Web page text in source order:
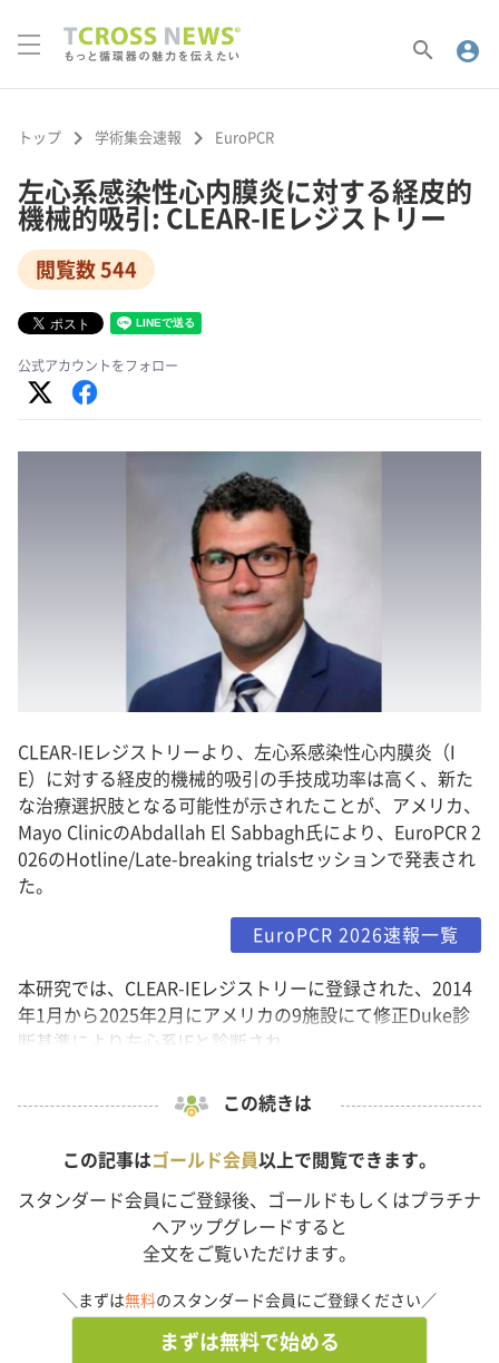
search account_circle
トップ keyboard_arrow_right 学術集会速報 keyboard_arrow_right EuroPCR
左心系感染性心内膜炎に対する経皮的
機械的吸引: CLEAR-IEレジストリー
閲覧数 544
公式アカウントをフォロー
CLEAR-IEレジストリーより、左心系感染性心内膜炎（I
E）に対する経皮的機械的吸引の手技成功率は高く、新た
な治療選択肢となる可能性が示されたことが、アメリカ、
Mayo ClinicのAbdallah El Sabbagh氏により、EuroPCR 2
026のHotline/Late-breaking trialsセッションで発表され
た。
EuroPCR 2026速報一覧
本研究では、CLEAR-IEレジストリーに登録された、2014
年1月から2025年2月にアメリカの9施設にて修正Duke診
断基準により左心系IEと診断され...
この続きは
この記事はゴールド会員以上で閲覧できます。
スタンダード会員にご登録後、ゴールドもしくはプラチナ
へアップグレードすると
全文をご覧いただけます。
＼まずは無料のスタンダード会員にご登録ください／
まずは無料で始める